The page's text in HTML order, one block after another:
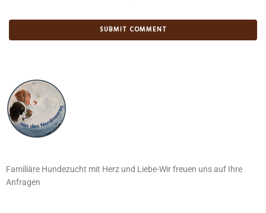
Familiäre Hundezucht mit Herz und Liebe-Wir freuen uns auf Ihre
Anfragen